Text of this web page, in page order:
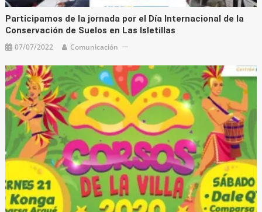
Participamos de la jornada por el Día Internacional de la
Conservación de Suelos en Las Isletillas
07/07/2022 Comunicación